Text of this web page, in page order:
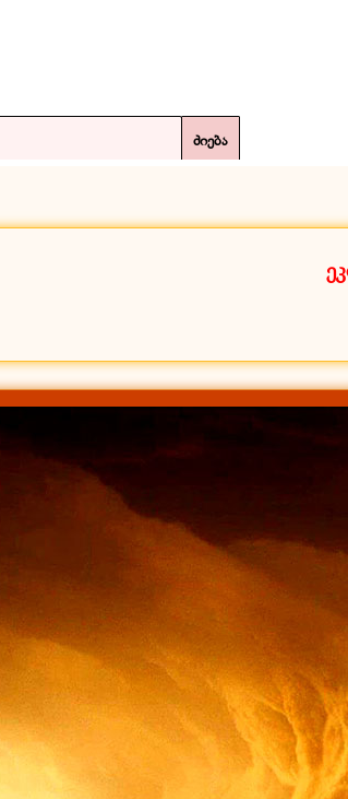
ძიება